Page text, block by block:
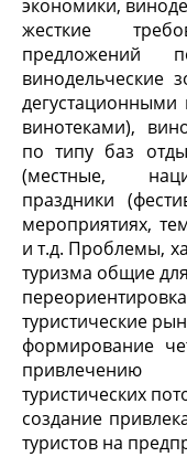
экономики,
жесткие
предложений
винодельческие
винотеками),
по типу баз
(местные,
праздники
мероприятиях,
и т.д. Проблемы,
туризма общие
туристические
формирование
туристических
создание
туристов на